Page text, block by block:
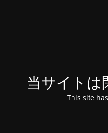
当サイトは
This site